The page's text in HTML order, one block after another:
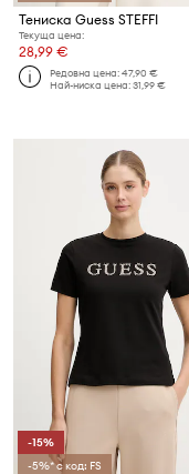
Тениска Guess STEFFI
Текуща цена:
28,99 €
Редовна цена:47,90 €
Най-ниска цена:31,99 €
-15%
-5%* с код: FS